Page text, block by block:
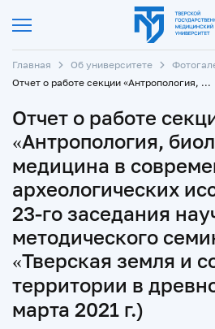
Главная Об университете
Отчет о работе секции «Антропология, биология и медицина в современных археологических исследованиях» 23-го заседания научно-методического семинара «Тверская земля и сопредельные территории в древности» (25 марта 2021 г.)
Отчет о работе
«Антропология,
медицина в
археологических
23-го заседания
методического
«Тверская земля и
территории в
марта 2021 г.)